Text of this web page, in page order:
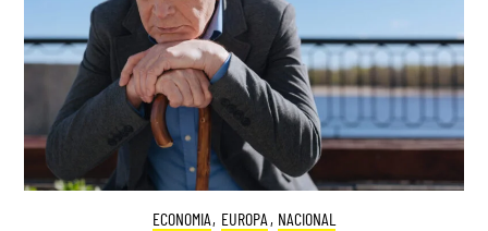
ECONOMIA, EUROPA , NACIONAL